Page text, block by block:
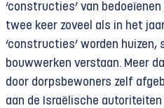
‘constructies’ van bedoeïenen
twee keer zoveel als in het
‘constructies’ worden huizen,
bouwwerken verstaan. Meer
door dorpsbewoners zelf
aan de Israëlische autoriteiten